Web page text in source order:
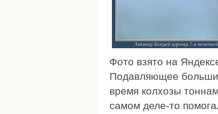
Фото взято на
Подавляющее
время колхозы
самом деле-то